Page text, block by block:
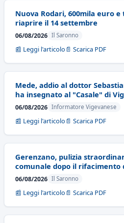
Nuova Rodari, 600mila euro
riaprire il 14 settembre
06/08/2026 Il Saronno
📰 Leggi l'articolo 📄 Scarica PDF
Mede, addio al dottor
ha insegnato al "Casale" di
06/08/2026 Informatore Vigevanese
📰 Leggi l'articolo 📄 Scarica PDF
Gerenzano, pulizia
comunale dopo il rifacimento
06/08/2026 Il Saronno
📰 Leggi l'articolo 📄 Scarica PDF